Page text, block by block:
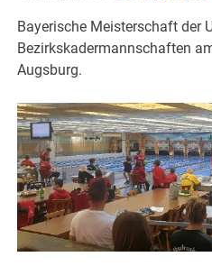
Bayerische Meisterschaft der
Bezirkskadermannschaften
Augsburg.